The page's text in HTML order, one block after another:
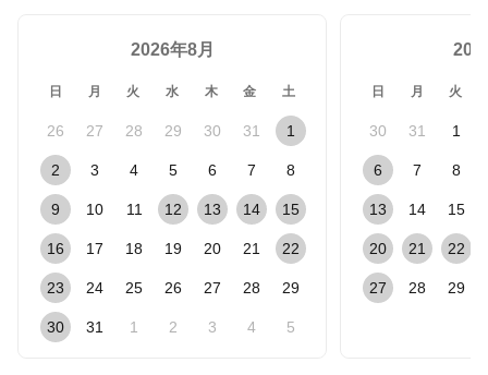
2026年8月
日 月 火 水 木 金 土
26 27 28 29 30 31 1
2 3 4 5 6 7 8
9 10 11 12 13 14 15
16 17 18 19 20 21 22
23 24 25 26 27 28 29
30 31 1 2 3 4 5
日 月 火
30 31 1
6 7 8
13 14 15
20 21 22
27 28 29